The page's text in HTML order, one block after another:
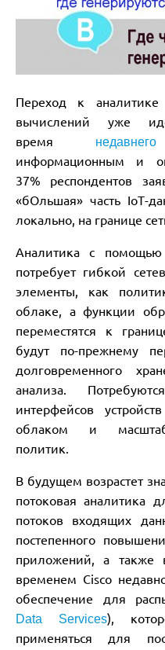
Переход к
вычислений уже
время
информационным и
37% респондентов
«бОльшая» часть IoT-
локально, на границе
Аналитика с помощью
потребует гибкой
элементы, как
облаке, а функции
переместятся к
будут по-прежнему
долговременного
анализа.
интерфейсов
облаком и
политик.
В будущем возрастет
потоковая аналитика
потоков входящих
постепенного
приложений, а также
временем Cisco
обеспечение для
Data Services),
применяться для